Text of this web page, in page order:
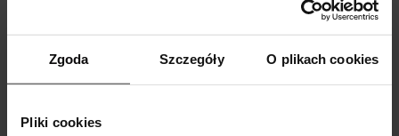
Zgoda Szczegóły O plikach cookies
Pliki cookies